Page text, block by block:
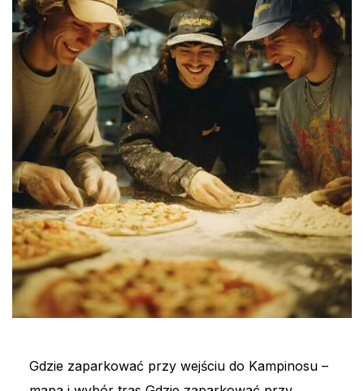
Gdzie zaparkować przy wejściu do Kampinosu –